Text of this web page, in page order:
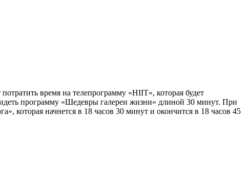
время на телепрограмму «HIIT», которая будет
программу «Шедевры галереи жизни» длиной 30 минут. При
которая начнется в 18 часов 30 минут и окончится в 18 часов 45